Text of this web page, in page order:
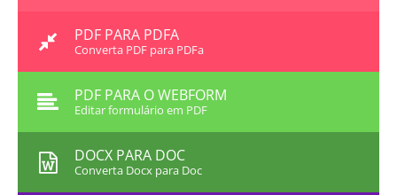
PDF PARA PDFA
Converta PDF para PDFa
PDF PARA O WEBFORM
Editar formulário em PDF
DOCX PARA DOC
Converta Docx para Doc